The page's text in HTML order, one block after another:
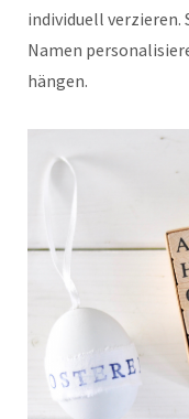
individuell verzieren.
Namen
hängen.